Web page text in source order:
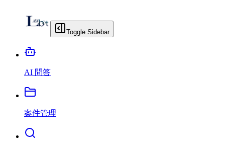
Toggle Sidebar
AI 問答
案件管理